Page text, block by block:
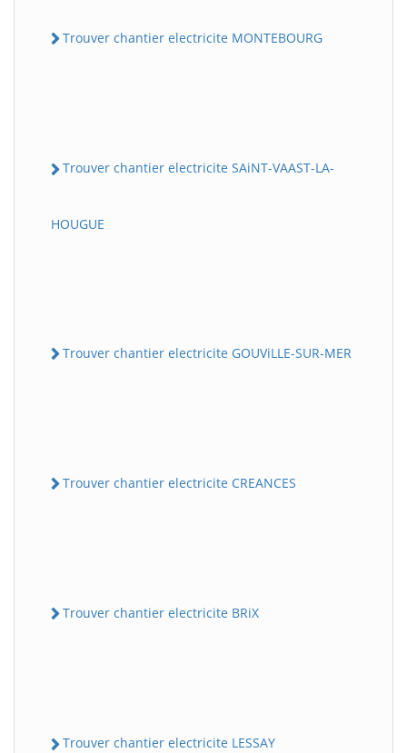
Trouver chantier electricite MONTEBOURG
Trouver chantier electricite SAiNT-VAAST-LA-
HOUGUE
Trouver chantier electricite GOUViLLE-SUR-MER
Trouver chantier electricite CREANCES
Trouver chantier electricite BRiX
Trouver chantier electricite LESSAY